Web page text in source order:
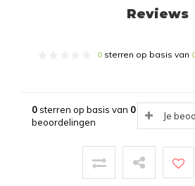
Reviews
0 sterren op basis van
0sterren op basis van 0
beoordelingen
Je